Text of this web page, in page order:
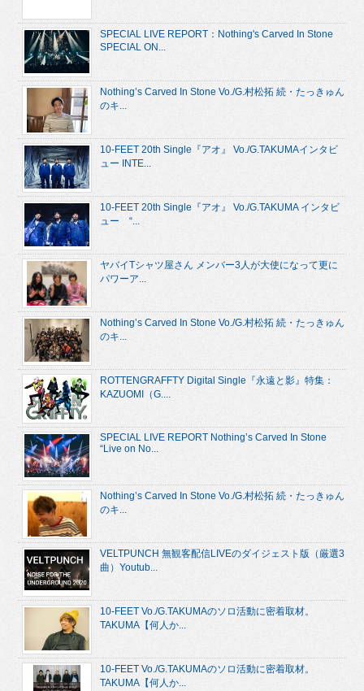
SPECIAL LIVE REPORT：Nothing's Carved In Stone
SPECIAL ON...
Nothing’s Carved In Stone Vo./G.村松拓 続・たっきゅん
のキ...
10-FEET 20th Single『アオ』 Vo./G.TAKUMAインタビ
ュー INTE...
10-FEET 20th Single『アオ』 Vo./G.TAKUMA インタビ
ュー “...
ヤバイTシャツ屋さん メンバー3人が大使になって更に
パワーア...
Nothing’s Carved In Stone Vo./G.村松拓 続・たっきゅん
のキ...
ROTTENGRAFFTY Digital Single『永遠と影』特集：
KAZUOMI（G....
SPECIAL LIVE REPORT Nothing’s Carved In Stone
“Live on No...
Nothing’s Carved In Stone Vo./G.村松拓 続・たっきゅん
のキ...
VELTPUNCH 無観客配信LIVEのダイジェスト版（厳選3
曲）Youtub...
10-FEET Vo./G.TAKUMAのソロ活動に密着取材。
TAKUMA【何人か...
10-FEET Vo./G.TAKUMAのソロ活動に密着取材。
TAKUMA【何人か...